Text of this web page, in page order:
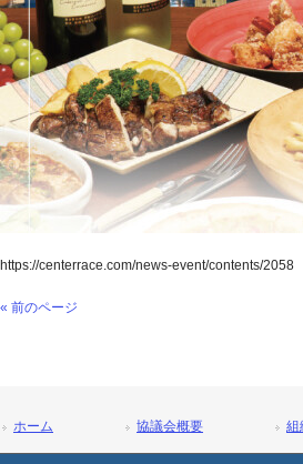
https://centerrace.com/news-event/contents/2058
« 前のページ
ホーム 協議会概要 組